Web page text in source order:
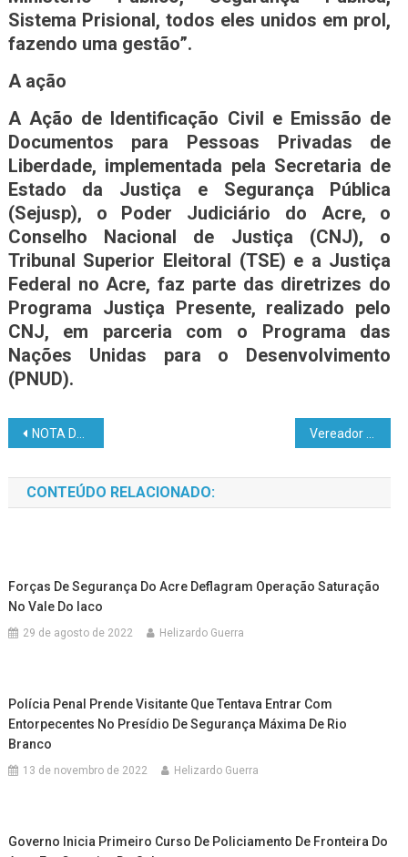
Sistema Prisional, todos eles unidos em prol,
fazendo uma gestão”.
A ação
A Ação de Identificação Civil e Emissão de
Documentos para Pessoas Privadas de
Liberdade, implementada pela Secretaria de
Estado da Justiça e Segurança Pública
(Sejusp), o Poder Judiciário do Acre, o
Conselho Nacional de Justiça (CNJ), o
Tribunal Superior Eleitoral (TSE) e a Justiça
Federal no Acre, faz parte das diretrizes do
Programa Justiça Presente, realizado pelo
CNJ, em parceria com o Programa das
Nações Unidas para o Desenvolvimento
(PNUD).
NOTA DE PESAR
CONTEÚDO RELACIONADO:
Forças De Segurança Do Acre Deflagram Operação Saturação
No Vale Do Iaco
29 de agosto de 2022 Helizardo Guerra
Polícia Penal Prende Visitante Que Tentava Entrar Com
Entorpecentes No Presídio De Segurança Máxima De Rio
Branco
13 de novembro de 2022 Helizardo Guerra
Governo Inicia Primeiro Curso De Policiamento De Fronteira Do